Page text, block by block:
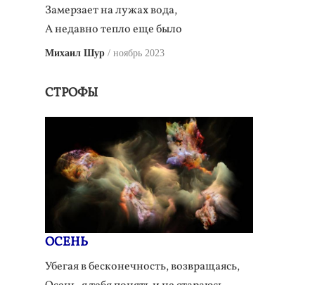
Замерзает на лужах вода,
А недавно тепло еще было
Михаил Шур ноябрь 2023
СТРОФЫ
ОСЕНЬ
Убегая в бесконечность, возвращаясь,